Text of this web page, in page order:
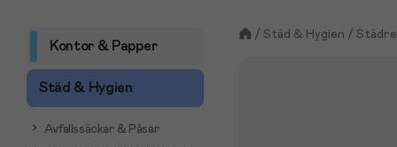
Kontor & Papper
Städ & Hygien
Avfallssäckar & Påsar
/ Städ & Hygien /